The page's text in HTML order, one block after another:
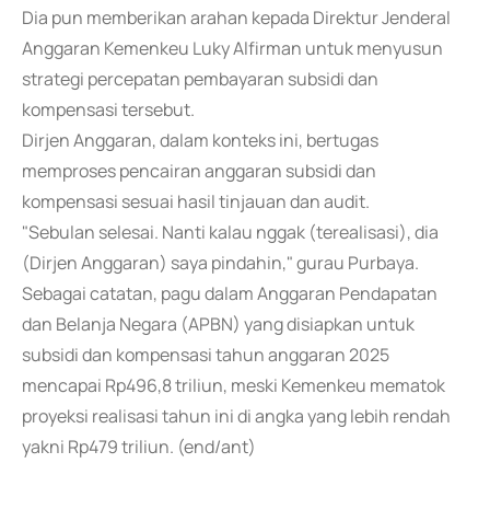
Dia pun memberikan arahan kepada Direktur Jenderal
Anggaran Kemenkeu Luky Alfirman untuk menyusun
strategi percepatan pembayaran subsidi dan
kompensasi tersebut.
Dirjen Anggaran, dalam konteks ini, bertugas
memproses pencairan anggaran subsidi dan
kompensasi sesuai hasil tinjauan dan audit.
"Sebulan selesai. Nanti kalau nggak (terealisasi), dia
(Dirjen Anggaran) saya pindahin," gurau Purbaya.
Sebagai catatan, pagu dalam Anggaran Pendapatan
dan Belanja Negara (APBN) yang disiapkan untuk
subsidi dan kompensasi tahun anggaran 2025
mencapai Rp496,8 triliun, meski Kemenkeu mematok
proyeksi realisasi tahun ini di angka yang lebih rendah
yakni Rp479 triliun. (end/ant)